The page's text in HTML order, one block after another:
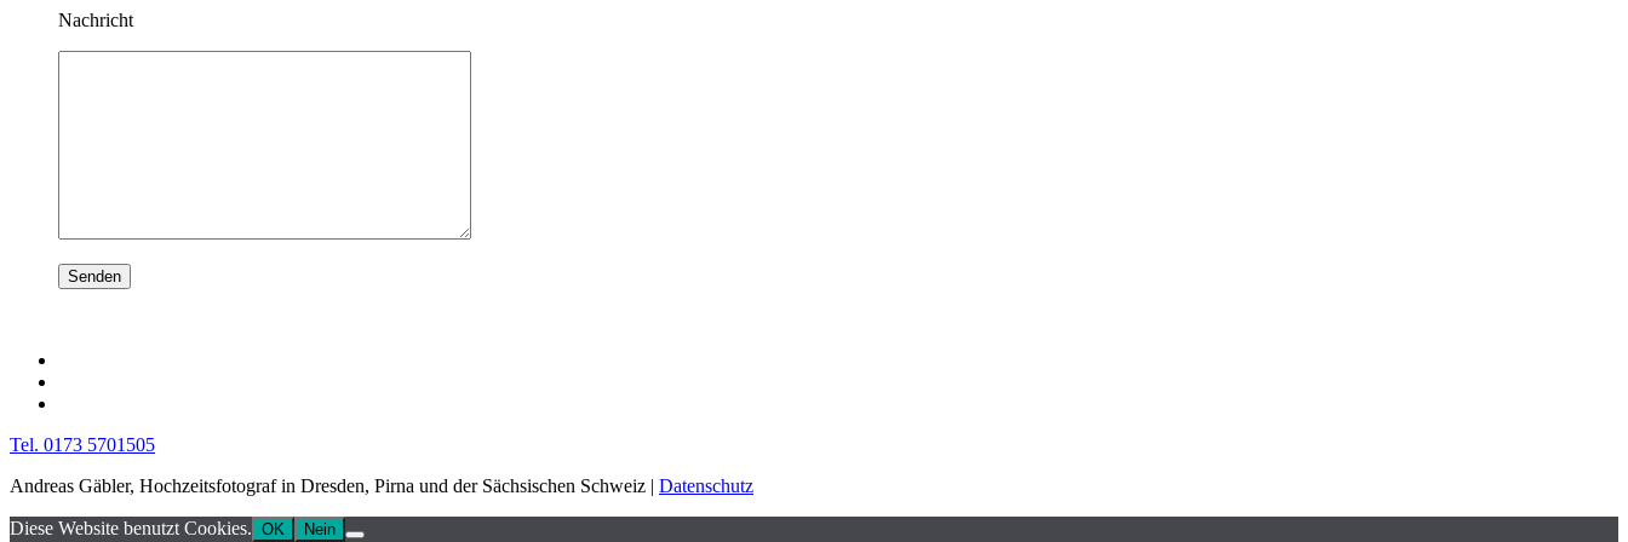
Nachricht
Tel. 0173 5701505
Andreas Gäbler, Hochzeitsfotograf in Dresden, Pirna und der Sächsischen Schweiz | Datenschutz
Diese Website benutzt Cookies. OK Nein